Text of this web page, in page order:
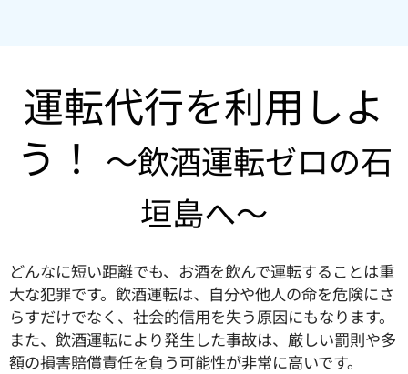
運転代行を利用しよ
う！ ～飲酒運転ゼロの石
垣島へ～
どんなに短い距離でも、お酒を飲んで運転することは重
大な犯罪です。飲酒運転は、自分や他人の命を危険にさ
らすだけでなく、社会的信用を失う原因にもなります。
また、飲酒運転により発生した事故は、厳しい罰則や多
額の損害賠償責任を負う可能性が非常に高いです。